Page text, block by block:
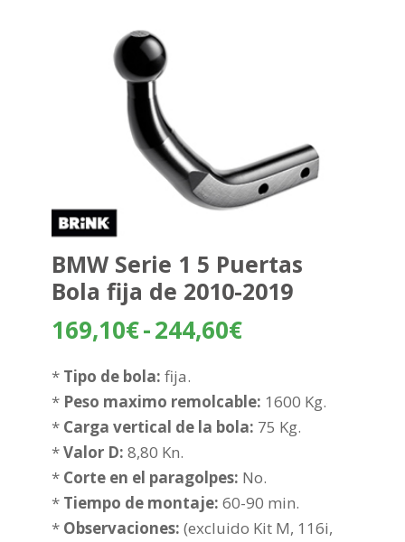
BMW Serie 1 5 Puertas
Bola fija de 2010-2019
169,10€-244,60€Rango
desde
169,10€
244,60€
* Tipo de bola: fija.
* Peso maximo remolcable: 1600 Kg.
* Carga vertical de la bola: 75 Kg.
*Valor D: 8,80 Kn.
* Corte en el paragolpes: No.
* Tiempo de montaje: 60-90 min.
* Observaciones: (excluido Kit M, 116i,